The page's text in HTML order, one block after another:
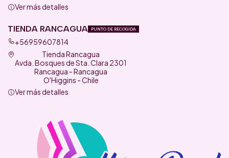
Ver más detalles
TIENDA RANCAGUA PUNTO DE RECOGIDA
+56959607814
Tienda Rancagua
Avda. Bosques de Sta. Clara 2301
Rancagua - Rancagua
O'Higgins - Chile
Ver más detalles